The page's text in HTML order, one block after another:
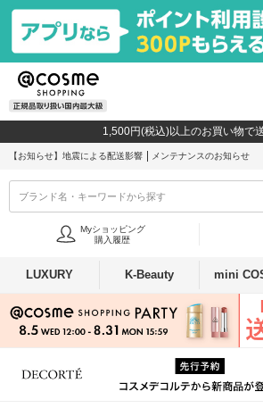
c
1,500円(税込)以上のお買い物で
【お知らせ】 地震による配送影響 メンテナンスのお知らせ
ブランド名・キーワードから探す
Myショッピング
購入履歴
LUXURY K-Beauty mini